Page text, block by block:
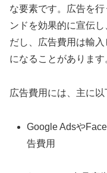
な要素です。広告を
ンドを効果的に宣伝
だし、広告費用は輸
になることがあります
広告費用には、主に以
Google Adsや
告費用